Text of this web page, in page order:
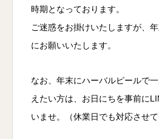
時期となっております。
ご迷惑をお掛けいたしますが、
にお願いいたします。
なお、年末にハーバルピールで
えたい方は、お日にちを事前に
いませ。（休業日でも対応させて